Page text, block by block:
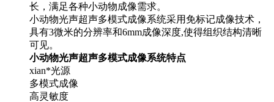
长，满足各种小动物成像需求。
小动物光声超声多模式成像系统采用免标记成像技术，
具有3微米的分辨率和6mm成像深度,使得组织结构清晰
可见。
小动物光声超声多模式成像系统特点
xian*光源
多模式成像
高灵敏度